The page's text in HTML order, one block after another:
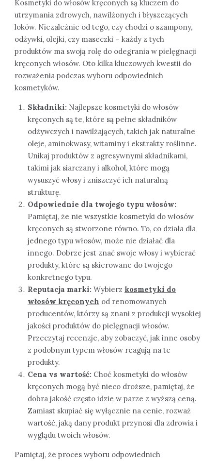
Kosmetyki do włosów kręconych są kluczem do
utrzymania zdrowych, nawilżonych i błyszczących
loków. Niezależnie od tego, czy chodzi o szampony,
odżywki, olejki, czy maseczki – każdy z tych
produktów ma swoją rolę do odegrania w pielęgnacji
kręconych włosów. Oto kilka kluczowych kwestii do
rozważenia podczas wyboru odpowiednich
kosmetyków.
Składniki: Najlepsze kosmetyki do włosów
kręconych są te, które są pełne składników
odżywczych i nawilżających, takich jak naturalne
oleje, aminokwasy, witaminy i ekstrakty roślinne.
Unikaj produktów z agresywnymi składnikami,
takimi jak siarczany i alkohol, które mogą
wysuszyć włosy i zniszczyć ich naturalną
strukturę.
Odpowiednie dla twojego typu włosów:
Pamiętaj, że nie wszystkie kosmetyki do włosów
kręconych są stworzone równo. To, co działa dla
jednego typu włosów, może nie działać dla
innego. Dobrze jest znać swoje włosy i wybierać
produkty, które są skierowane do twojego
konkretnego typu.
Reputacja marki: Wybierz kosmetyki do
włosów kręconych od renomowanych
producentów, którzy są znani z produkcji wysokiej
jakości produktów do pielęgnacji włosów.
Przeczytaj recenzje, aby zobaczyć, jak inne osoby
z podobnym typem włosów reagują na te
produkty.
Cena vs wartość: Choć kosmetyki do włosów
kręconych mogą być nieco droższe, pamiętaj, że
dobra jakość często idzie w parze z wyższą ceną.
Zamiast skupiać się wyłącznie na cenie, rozważ
wartość, jaką dany produkt przynosi dla zdrowia i
wyglądu twoich włosów.
Pamiętaj, że proces wyboru odpowiednich